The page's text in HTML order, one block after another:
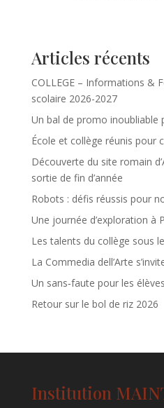
Articles récents
COLLEGE – Informations &
scolaire 2026-2027
Un bal de promo inoubliable
École et collège réunis pour
Découverte du site romain
sortie de fin d’année
Robots : défis réussis pour
Une journée d’exploration à
Les talents du collège sous
La Commedia dell’Arte
Un sans‑faute pour les
Retour sur le bol de riz 2026
Institution